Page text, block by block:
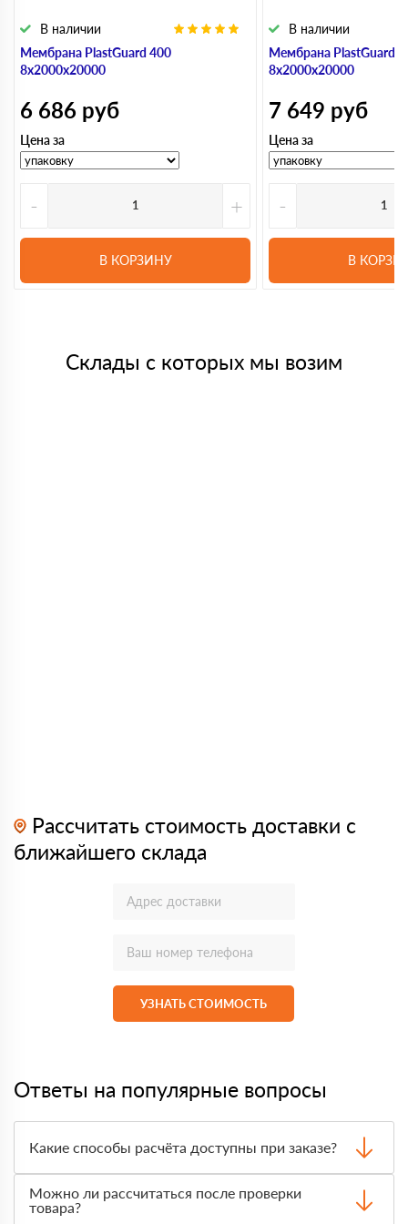
Мембрана PlastGuard 400
8х2000х20000
В наличии
6 686 руб
Цена за
- +
В КОРЗИНУ
Мембрана PlastGuard
8х2000х20000
В наличии
7 649 руб
Цена за
-
В
Склады с которых мы возим
Рассчитать стоимость доставки с
ближайшего склада
УЗНАТЬ СТОИМОСТЬ
Ответы на популярные вопросы
Какие способы расчёта доступны при заказе?
счёту. Точный формат оплаты менеджер согласует с
вами до отгрузки.
Можно ли рассчитаться после проверки
товара?